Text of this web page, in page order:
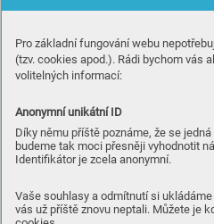
Pro základní fungování webu
(tzv. cookies apod.). Rádi bychom vás
volitelných informací:
Anonymní unikátní ID
Díky němu příště poznáme, že se
budeme tak moci přesněji vyhodnotit
Identifikátor je zcela anonymní.
Vaše souhlasy a odmítnutí si
vás už příště znovu neptali. Můžete je